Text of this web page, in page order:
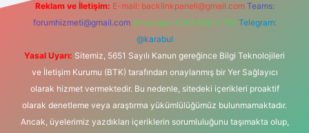
Reklam ve İletişim: E-mail: backlinkpaneli@gmail.com Teams:
forumhizmeti@gmail.com Whatsapp: 0262 606 0 726 Telegram:
@karabul
Yasal Uyarı: Sitemiz, 5651 Sayılı Kanun gereğince Bilgi Teknolojileri
ve İletişim Kurumu (BTK) tarafından onaylanmış bir Yer Sağlayıcı
olarak hizmet vermektedir. Bu nedenle, sitedeki içerikleri proaktif
olarak denetleme veya araştırma yükümlülüğümüz bulunmamaktadır.
Ancak, üyelerimiz yazdıkları içeriklerin sorumluluğunu taşımakta olup,